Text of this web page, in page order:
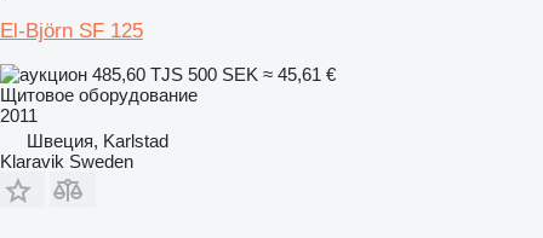
El-Björn SF 125
485,60 TJS 500 SEK ≈ 45,61 €
Щитовое оборудование
2011
Швеция, Karlstad
Klaravik Sweden